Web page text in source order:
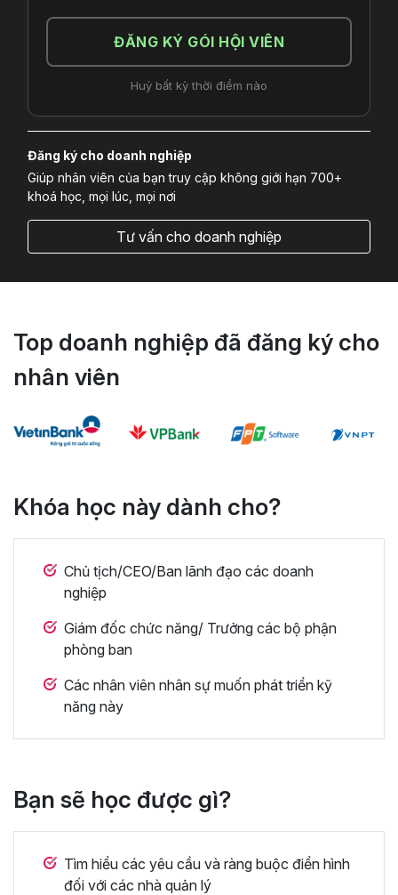
ĐĂNG KÝ GÓI HỘI VIÊN
Huỷ bất kỳ thời điểm nào
Đăng ký cho doanh nghiệp
Giúp nhân viên của bạn truy cập không giới hạn 700+
khoá học, mọi lúc, mọi nơi
Tư vấn cho doanh nghiệp
Top doanh nghiệp đã đăng ký cho
nhân viên
Khóa học này dành cho?
Chủ tịch/CEO/Ban lãnh đạo các doanh
nghiệp
Giám đốc chức năng/ Trưởng các bộ phận
phòng ban
Các nhân viên nhân sự muốn phát triển kỹ
năng này
Bạn sẽ học được gì?
Tìm hiểu các yêu cầu và ràng buộc điển hình
đối với các nhà quản lý